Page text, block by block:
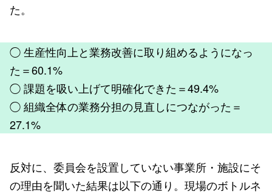
た。
◯ 生産性向上と業務改善に取り組めるようになっ
た＝60.1%
◯ 課題を吸い上げて明確化できた＝49.4%
◯ 組織全体の業務分担の見直しにつながった＝
27.1%
反対に、委員会を設置していない事業所・施設にそ
の理由を聞いた結果は以下の通り。現場のボトルネ